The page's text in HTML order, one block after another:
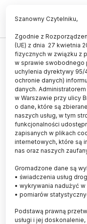
KOSMOS
Sonda
test
11.09.2024
aktualizacja:
2 minuty czytania
Szanowny Czytelniku,
Zgodnie z
(UE) z dnia 27 kwietnia
fizycznych w związku z
w sprawie swobodnego
uchylenia dyrektywy
ochronie danych)
danych.
w Warszawie przy ulicy
o dane, które są
naszych usług, w tym
funkcjonalności
zapisanych w plikach
internetowych, które są
nas oraz naszych
Gromadzone dane są
• świadczenia usług
• wykrywania nadużyć w
• pomiarów
Podstawą prawną
usługi i jej